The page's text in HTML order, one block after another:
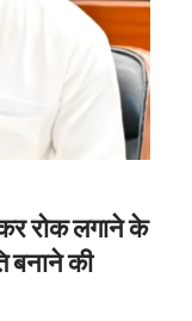
रोक लगाने के
बनाने की